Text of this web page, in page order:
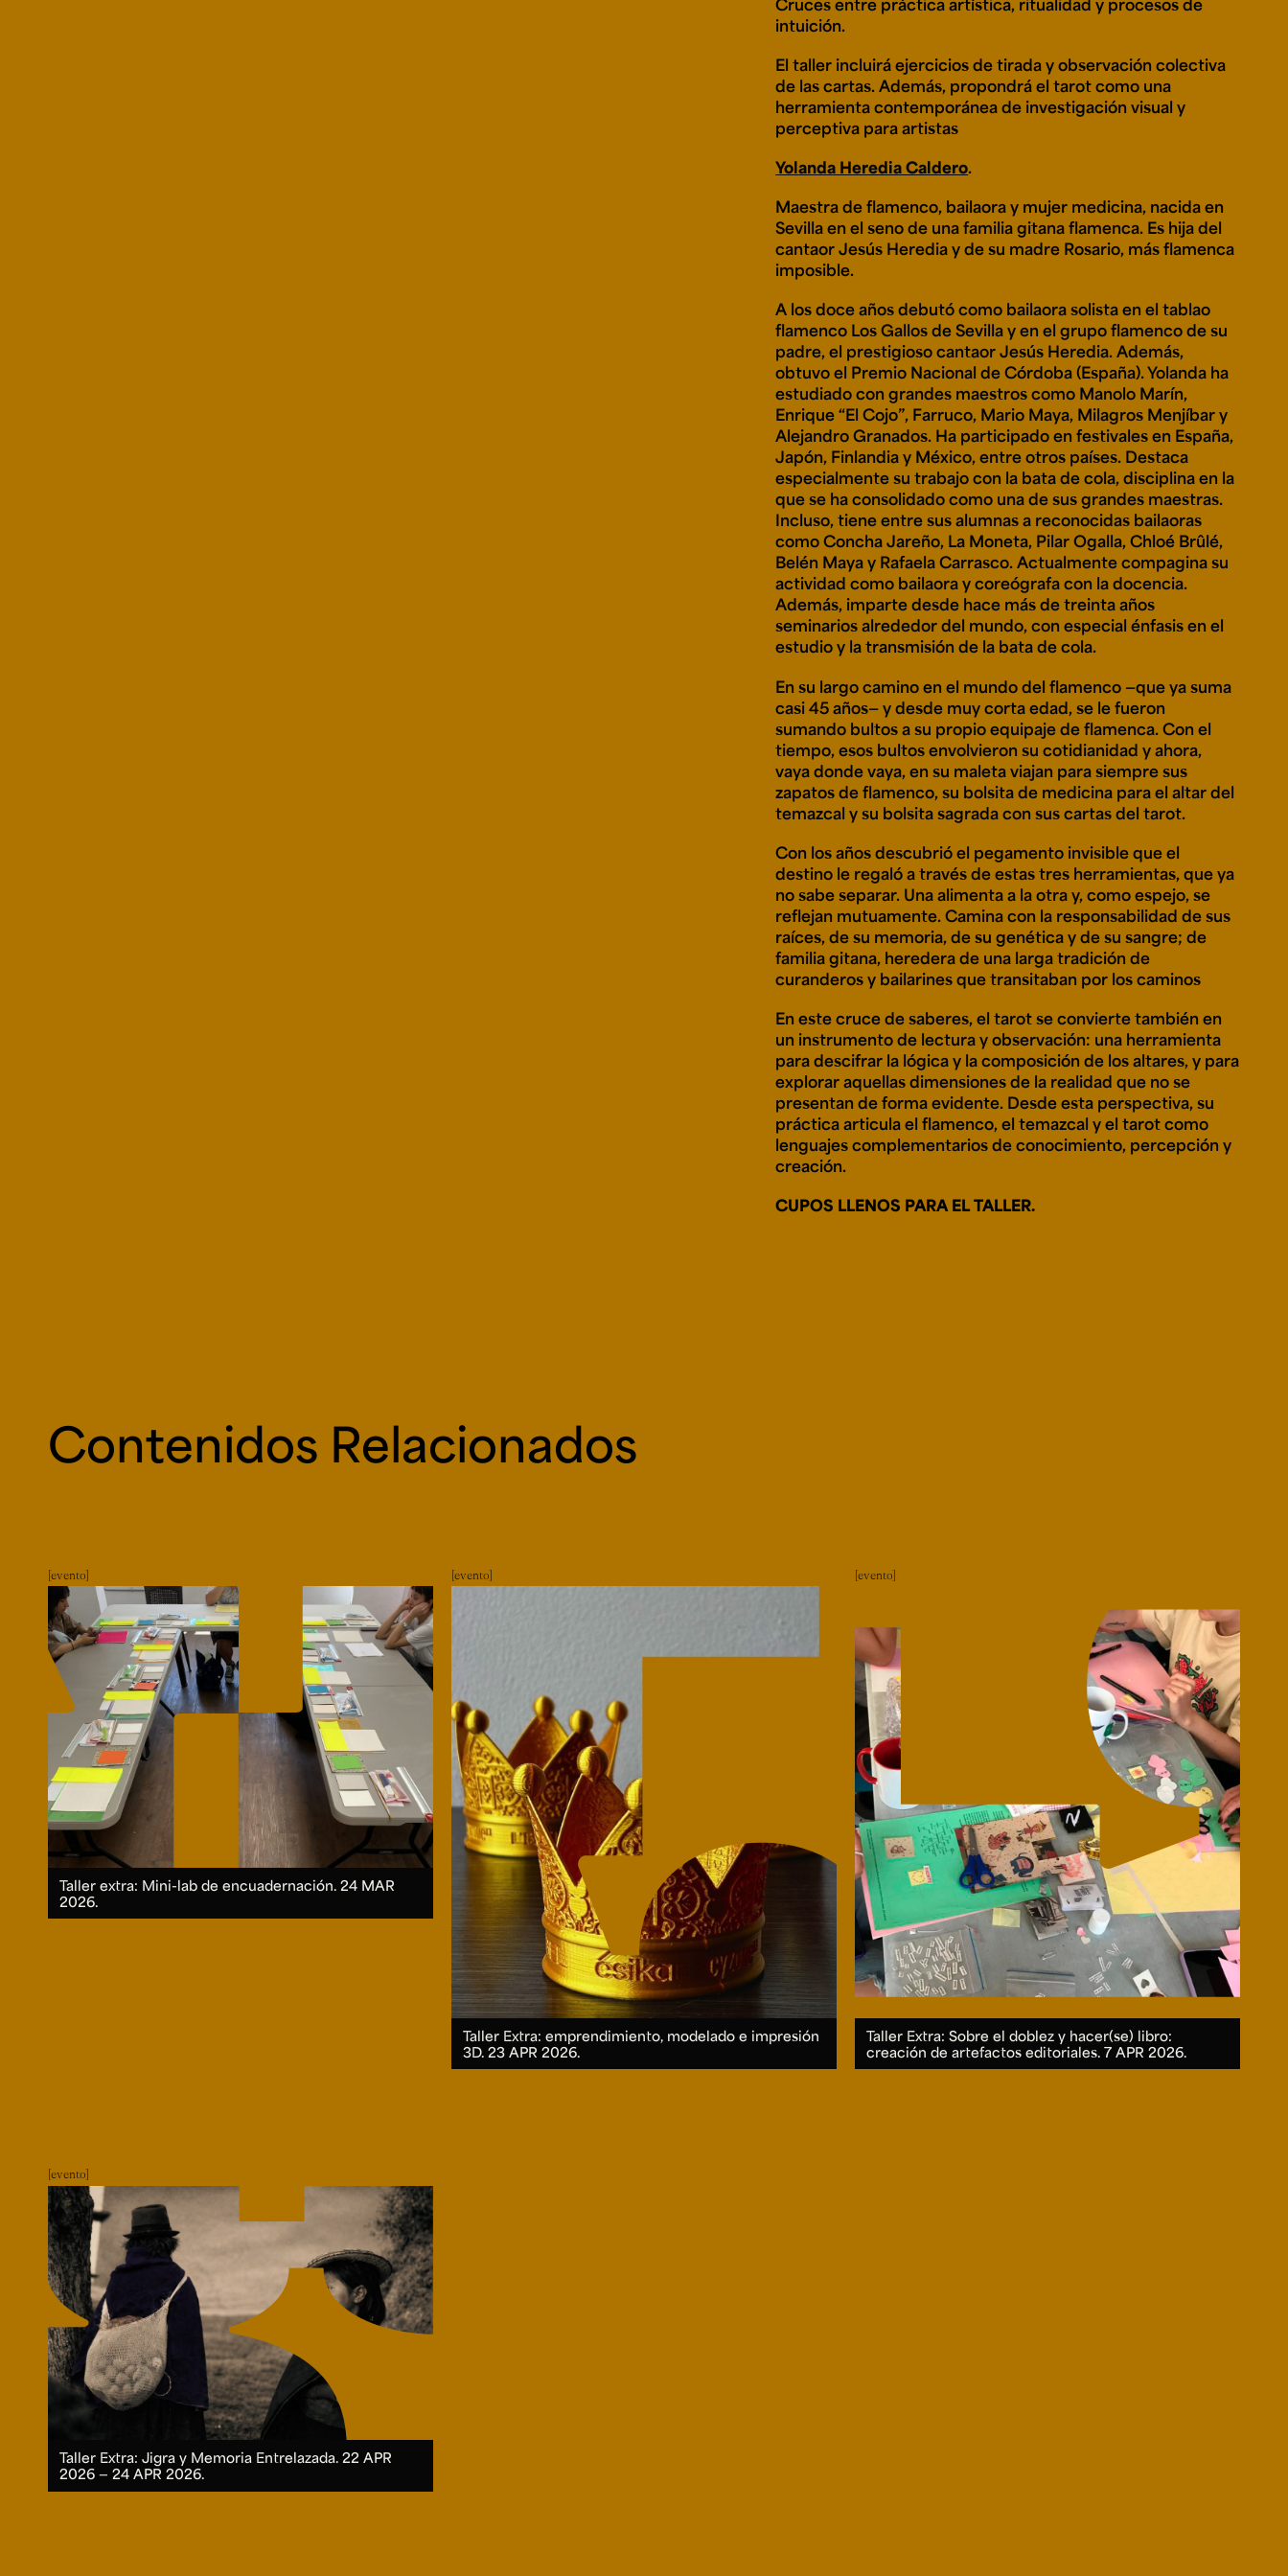
intuición.
El taller incluirá ejercicios de tirada y observación colectiva
de las cartas. Además, propondrá el tarot como una
herramienta contemporánea de investigación visual y
perceptiva para artistas
Yolanda Heredia Caldero.
Maestra de flamenco, bailaora y mujer medicina, nacida en
Sevilla en el seno de una familia gitana flamenca. Es hija del
cantaor Jesús Heredia y de su madre Rosario, más flamenca
imposible.
A los doce años debutó como bailaora solista en el tablao
flamenco Los Gallos de Sevilla y en el grupo flamenco de su
padre, el prestigioso cantaor Jesús Heredia. Además,
obtuvo el Premio Nacional de Córdoba (España). Yolanda ha
estudiado con grandes maestros como Manolo Marín,
Enrique “El Cojo”, Farruco, Mario Maya, Milagros Menjíbar y
Alejandro Granados. Ha participado en festivales en España,
Japón, Finlandia y México, entre otros países. Destaca
especialmente su trabajo con la bata de cola, disciplina en la
que se ha consolidado como una de sus grandes maestras.
Incluso, tiene entre sus alumnas a reconocidas bailaoras
como Concha Jareño, La Moneta, Pilar Ogalla, Chloé Brûlé,
Belén Maya y Rafaela Carrasco. Actualmente compagina su
actividad como bailaora y coreógrafa con la docencia.
Además, imparte desde hace más de treinta años
seminarios alrededor del mundo, con especial énfasis en el
estudio y la transmisión de la bata de cola.
En su largo camino en el mundo del flamenco —que ya suma
casi 45 años— y desde muy corta edad, se le fueron
sumando bultos a su propio equipaje de flamenca. Con el
tiempo, esos bultos envolvieron su cotidianidad y ahora,
vaya donde vaya, en su maleta viajan para siempre sus
zapatos de flamenco, su bolsita de medicina para el altar del
temazcal y su bolsita sagrada con sus cartas del tarot.
Con los años descubrió el pegamento invisible que el
destino le regaló a través de estas tres herramientas, que ya
no sabe separar. Una alimenta a la otra y, como espejo, se
reflejan mutuamente. Camina con la responsabilidad de sus
raíces, de su memoria, de su genética y de su sangre; de
familia gitana, heredera de una larga tradición de
curanderos y bailarines que transitaban por los caminos
En este cruce de saberes, el tarot se convierte también en
un instrumento de lectura y observación: una herramienta
para descifrar la lógica y la composición de los altares, y para
explorar aquellas dimensiones de la realidad que no se
presentan de forma evidente. Desde esta perspectiva, su
práctica articula el flamenco, el temazcal y el tarot como
lenguajes complementarios de conocimiento, percepción y
creación.
CUPOS LLENOS PARA EL TALLER.
Contenidos Relacionados
evento
Taller extra: Mini-lab de encuadernación. 24 MAR
2026.
evento
Taller Extra: emprendimiento, modelado e impresión
3D.23 APR 2026.
evento
Taller Extra: Sobre el doblez y hacer(se) libro:
creación de artefactos editoriales.7 APR 2026.
evento
Taller Extra: Jigra y Memoria Entrelazada. 22 APR
2026 ― 24 APR 2026.